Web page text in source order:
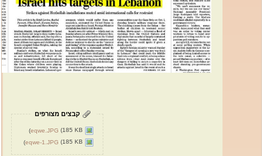
קבצים מצורפים
eqwe.JPG (185 KB)
eqwe-1.JPG (185 KB)